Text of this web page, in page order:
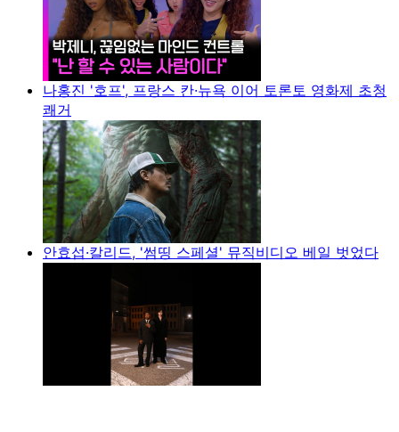
나홍진 '호프', 프랑스 칸·뉴욕 이어 토론토 영화제 초청
쾌거
안효섭·칼리드, '썸띵 스페셜' 뮤직비디오 베일 벗었다